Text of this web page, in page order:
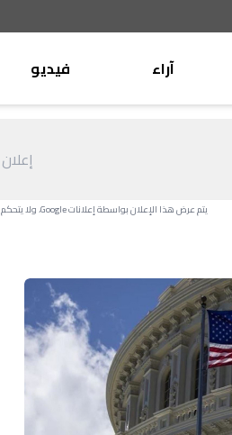
آراء
منبر
صحافة
أجنبية
بريد
القرّاء
فيديو
إعلان
يتم عرض هذا الإعلان بواسطة إعلانات Google، ولا يتحكم موقعنا في الإعلانات التي تظهر لكل مستخدم.